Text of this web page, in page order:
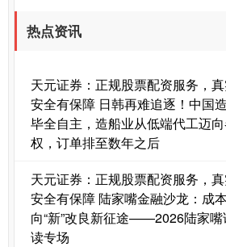
热点资讯
天元证券：正规股票配资服务，
安全有保障 日韩再难追逐！中国
毕全自主，造船业从低端代工迈
权，订单排至数年之后
天元证券：正规股票配资服务，
安全有保障 陆家嘴金融沙龙：成
向“新”改良新征途——2026陆家
读专场